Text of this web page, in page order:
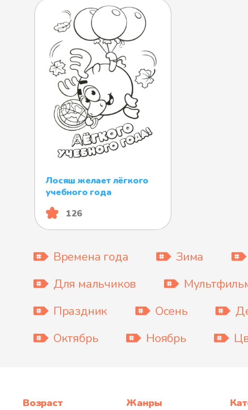
Лосяш желает лёгкого
учебного года
126
Времена года Зима
Для мальчиков
Праздник
Осень
Октябрь
Ноябрь
Возраст Жанры